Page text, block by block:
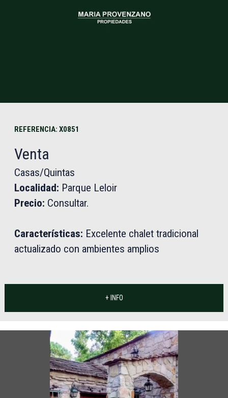
REFERENCIA: X0851
Venta
Casas/Quintas
Localidad: Parque Leloir
Precio: Consultar.
Características: Excelente chalet tradicional
actualizado con ambientes amplios
+ INFO